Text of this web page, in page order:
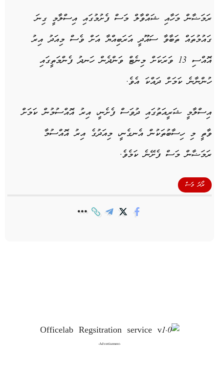
ރަމަޟާން މަހާއި ޝައްވާލް މަސް ފެށުމުގައި އިސްލާމީ ގިނަ
ގައުމުތައް ތަބާވާ ސައޫދީ އަރަބިއްޔާ އަށް ވެސް މިއަދު އިރު
އޮއްސި 13 ވަރަކަށް މިނެޓް ވަންދެން ހަނދު ފެންމަތީގައި
ހުންނާނެ ކަމަށް ދައްކަ އެވެ.
އިސްލާމީ ޝަރީއަތުގައި ދުވަސް ފެށެނީ، އިރު އޮއްސުމުން ކަމަށް
ވާތީ މި ހިސާބުތަކުން އެނގެނީ، މިއަދުގެ އިރު އޮއްސުމާ
ރަމަޟާން މަސް ފެށޭނެ ކަމެވެ.
ރޯދަ މަސް
-Advertisement-